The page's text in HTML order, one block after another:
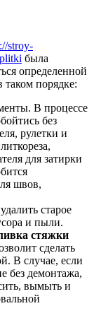
stroy-
была
определенной
таком порядке:
В процессе
без
рулетки и
для затирки
швов,
старое
и пыли.
стяжки
сделать
В случае, если
без демонтажа,
вымыть и